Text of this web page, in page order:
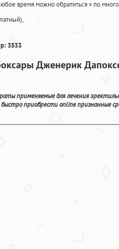
время можно обратиться» по
3533
Дженерик
применяемые для лечения
приобрести online признанные